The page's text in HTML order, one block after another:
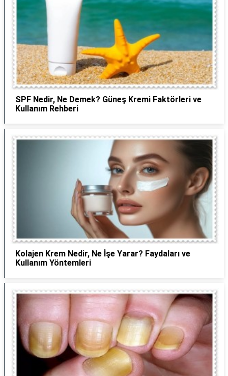
SPF Nedir, Ne Demek? Güneş Kremi Faktörleri ve
Kullanım Rehberi
Kolajen Krem Nedir, Ne İşe Yarar? Faydaları ve
Kullanım Yöntemleri